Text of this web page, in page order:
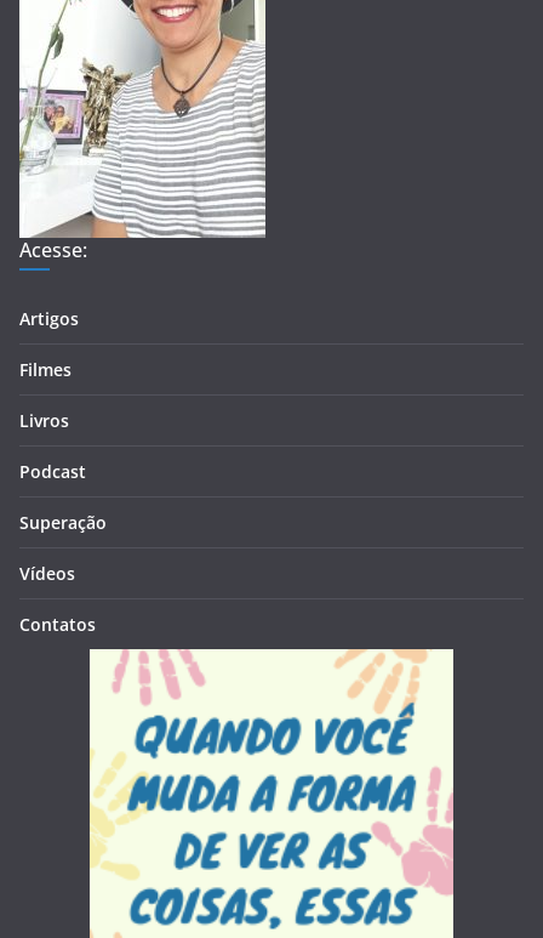
Acesse:
Artigos
Filmes
Livros
Podcast
Superação
Vídeos
Contatos